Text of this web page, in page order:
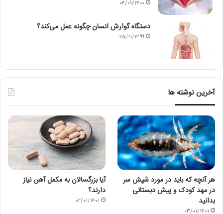
۰۴/۰۹/۱۴۰۰
دستگاه گوارش انسان چگونه عمل می‌کند؟
۲۵/۱۱/۱۳۹۹
آخرین نوشته ها
هر آنچه که باید در مورد شپش سر
در مهد کودک و پیش دبستانی
بدانید
۰۳/۰۱/۱۴۰۱
آیا بزرگسالان به مکمل آهن نیاز
دارند؟
۰۲/۰۱/۱۴۰۱